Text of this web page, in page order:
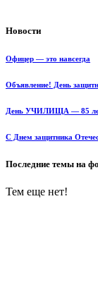
Новости
Офицер — это навсегда
Объявление! День
День УЧИЛИЩА — 85
С Днем защитника
Последние темы на
Тем еще нет!